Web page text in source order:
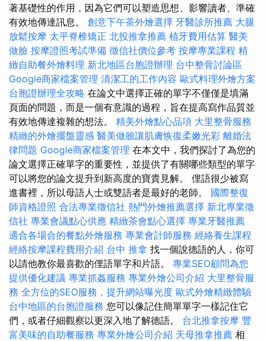
著基礎性的作用，因為它們可以塑造思想、影響讀者、準確
有效地傳達訊息。 創意下午茶外燴選擇 牙醫診所推薦 大腿
放鬆按摩 太平脊椎矯正 北投推拿推薦 植牙費用估算 醫美
做臉 按摩證照考試準備 徵信社價位參考 按摩專業課程 精
緻自助餐外燴料理 新北地區台胞證辦理 台中整骨討論區
Google商家檔案管理 清潔工的工作內容 歐式料理外燴方案
台胞證辦理全攻略 在論文中選擇正確的單字不僅僅是填滿
頁面的問題，而是一個有意識的過程，旨在提高寫作品質並
有效地傳達複雜的想法。 精美外燴點心品項 大里整骨服務
精緻的外燴擺盤靈感 醫美做臉讓肌膚恢復柔嫩光彩 離婚法
律問題 Google商家檔案管理 在本文中，我們探討了為您的
論文選擇正確單字的重要性，並提供了有關哪些類型的單字
可以將您的論文提升到新高度的寶貴見解。 俚語很少被寫
進書裡，所以母語人士或雙語者是最好的老師。 國際整復
師資格證照 合法專業徵信社 熱門外燴推薦選擇 新北專業徵
信社 專業會議點心供應 精緻茶會點心選擇 專業牙醫推薦
適合各場合的餐點外燴服務 專業會計師服務 經絡養生課程
經絡按摩課程費用介紹 台中 推拿 找一個說德語的人，你可
以請他教你最喜歡的俚語單字和片語。 專業SEO顧問為您
提供優化建議 專業抓姦服務 專業外燴公司介紹 大里整骨服
務 全方位的SEO服務，提升網站曝光度 歐式外燴精緻體驗
台中地區的台胞證服務 您可以像記住簡單單字一樣記住它
們，或者仔細觀察以更深入地了解德語。 台北推拿按摩 豐
富美味的自助餐服務 專業外燴公司介紹 天母推拿推薦 相